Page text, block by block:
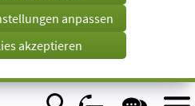
anpassen
akzeptieren